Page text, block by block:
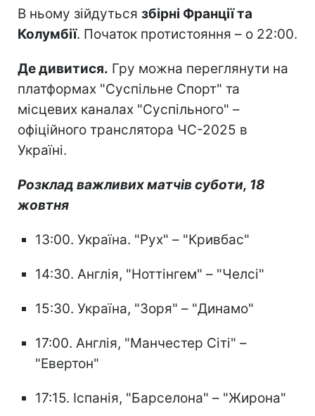
В ньому зійдуться збірні Франції та
Колумбії. Початок протистояння – о 22:00.
Де дивитися. Гру можна переглянути на
платформах "Суспільне Спорт" та
місцевих каналах "Суспільного" –
офіційного транслятора ЧС-2025 в
Україні.
Розклад важливих матчів суботи, 18
жовтня
13:00. Україна. "Рух" – "Кривбас"
14:30. Англія, "Ноттінгем" – "Челсі"
15:30. Україна, "Зоря" – "Динамо"
17:00. Англія, "Манчестер Сіті" –
"Евертон"
17:15. Іспанія, "Барселона" – "Жирона"